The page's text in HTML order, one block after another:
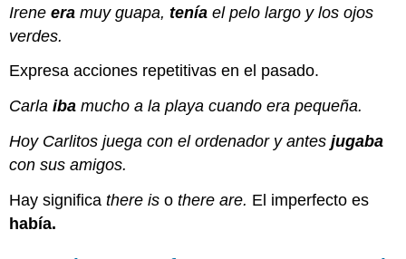
Ireneeramuy guapa,teníael pelo largo y los ojos
verdes.
Expresa acciones repetitivas en el pasado.
Carlaibamucho a la playa cuando era pequeña.
Hoy Carlitos juega con el ordenador y antesjugaba
con sus amigos.
Hay significathere isothere are. El imperfecto es
había.